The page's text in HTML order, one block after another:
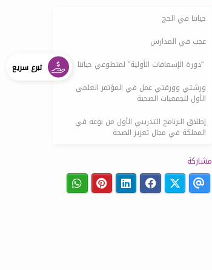
حياتنا في الحج
عجب في المدارس
‬⁩ “دورة الإسعافات الأولية” لمتطوعي حياتنا
ورشتي وورقتي عمل في المؤتمر العلمي
الأول للجمعيات الصحية
إطلاق البرنامج التدريبي الأول من نوعه في
المملكة في مجال تعزيز الصحة
مشاركة
تبرع سريع